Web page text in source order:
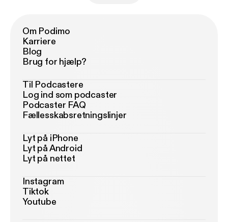
Om Podimo
Karriere
Blog
Brug for hjælp?
Til Podcastere
Log ind som podcaster
Podcaster FAQ
Fællesskabsretningslinjer
Lyt på iPhone
Lyt på Android
Lyt på nettet
Instagram
Tiktok
Youtube